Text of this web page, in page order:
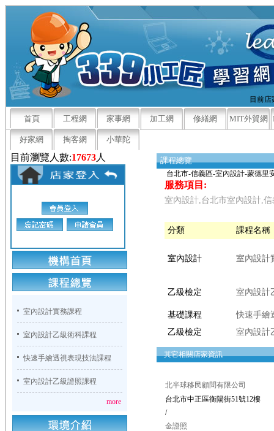
目前
首頁 工程網 家事網 加工網 修繕網 MIT外貿網
好家網 掏客網 小華陀
目前瀏覽人數:17673人
室內設計實務課程
室內設計乙級術科課程
快速手繪透視表現技法課程
室內設計乙級證照課程
more
課程總覽
台北市-信義區-室內設計-蒙德里
服務項目:
室內設計,台北市室內設計,
分類 課程名稱
室內設計 室內設計
乙級檢定 室內設計
基礎課程
快速手繪
乙級檢定
室內設計
其它相關店家資訊
北半球移民顧問有限公司
台北市中正區衡陽街51號12樓
/
金證照